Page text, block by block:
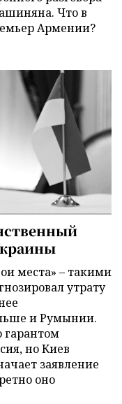
Что в
Армении?
места» – такими
утрату
и Румынии.
гарантом
но Киев
заявление
оно